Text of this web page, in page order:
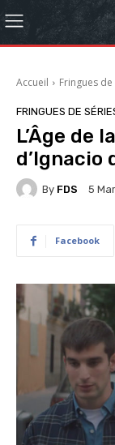
Accueil Fringues
FRINGUES DE
L’Âge de
d’Ignacio
By FDS 5
Facebook